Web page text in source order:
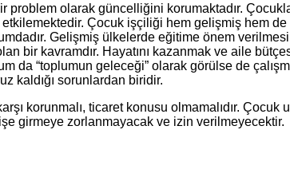
problem olarak güncelliğini korumaktadır.
Çocuk işçiliği hem gelişmiş hem
Gelişmiş ülkelerde eğitime önem
bir kavramdır. Hayatını kazanmak ve aile
da “toplumun geleceği” olarak görülse de
kaldığı sorunlardan biridir.
korunmalı, ticaret konusu olmamalıdır. Çocuk
girmeye zorlanmayacak ve izin verilmeyecektir.